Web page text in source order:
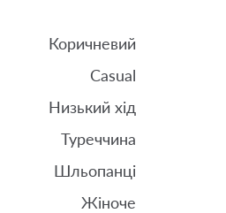
Коричневий
Casual
Низький хід
Туреччина
Шльопанці
Жіноче